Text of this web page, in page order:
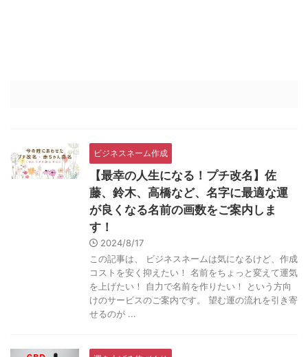
ビジネスネーム作成
【最幸の人生になる！プチ改名】佐
藤、鈴木、高橋など、名字に最適な運
が良くなる名前の画数をご案内しま
す！
2024/8/17
この記事は、 ビジネスネームは気になるけど、作成
コストを安く抑えたい！ 名前をちょっと変えて運気
を上げたい！ 自力で名前を作りたい！ という方向
けのサービスのご案内です。 望む運の流れを引き寄
せるのが ...